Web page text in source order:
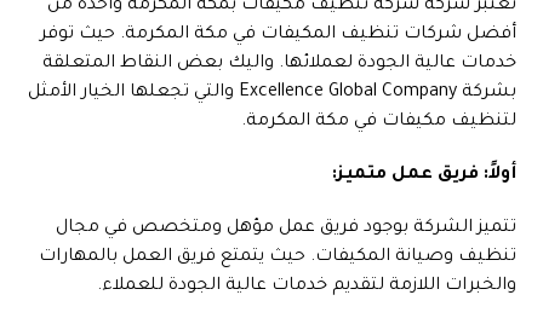
تعتبر شركة شركة تنظيف مكيفات بمكة المكرمة واحدة من
أفضل شركات تنظيف المكيفات في مكة المكرمة. حيث توفر
خدمات عالية الجودة لعملائها. واليك بعض النقاط المتعلقة
بشركة Excellence Global Company والتي تجعلها الخيار الأمثل
لتنظيف مكيفات في مكة المكرمة.
أولاً: فريق عمل متميز:
تتميز الشركة بوجود فريق عمل مؤهل ومتخصص في مجال
تنظيف وصيانة المكيفات. حيث يتمتع فريق العمل بالمهارات
والخبرات اللازمة لتقديم خدمات عالية الجودة للعملاء.